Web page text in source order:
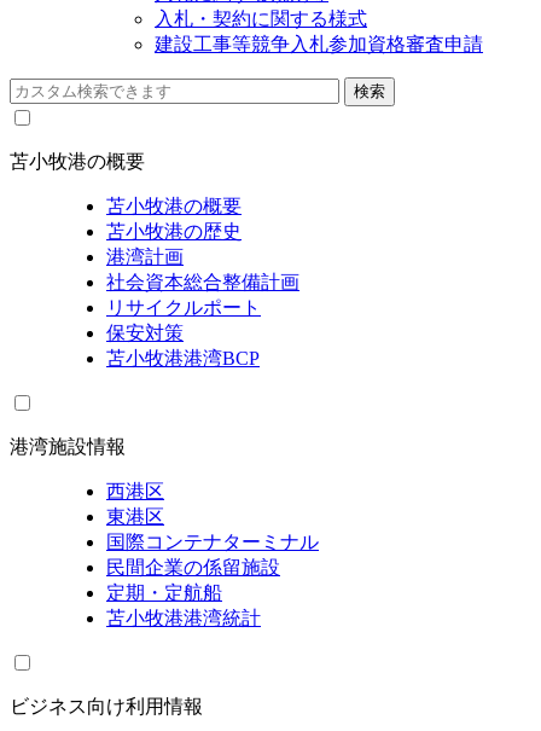
入札・契約に関する様式
建設工事等競争入札参加資格審査申請
苫小牧港の概要
苫小牧港の概要
苫小牧港の歴史
港湾計画
社会資本総合整備計画
リサイクルポート
保安対策
苫小牧港港湾BCP
港湾施設情報
西港区
東港区
国際コンテナターミナル
民間企業の係留施設
定期・定航船
苫小牧港港湾統計
ビジネス向け利用情報